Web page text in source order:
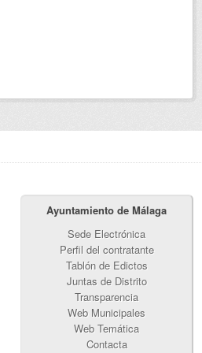
Ayuntamiento de Málaga
Sede Electrónica
Perfil del contratante
Tablón de Edictos
Juntas de Distrito
Transparencia
Web Municipales
Web Temática
Contacta